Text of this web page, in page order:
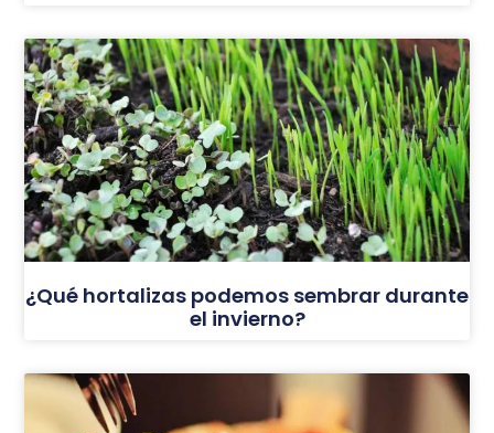
¿Qué hortalizas podemos sembrar durante
el invierno?